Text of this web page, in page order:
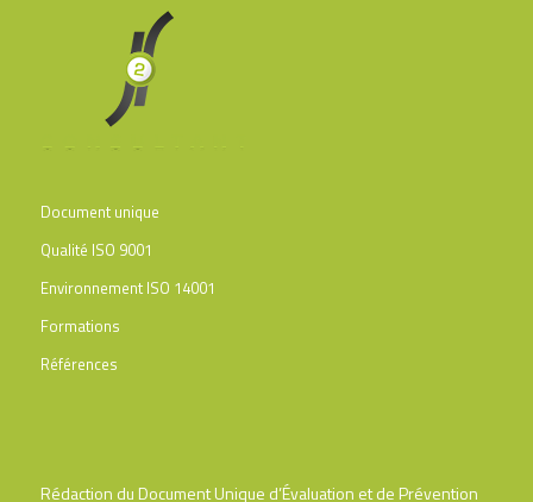
Document unique
Qualité ISO 9001
Environnement ISO 14001
Formations
Références
Rédaction du Document Unique d’Évaluation et de Prévention